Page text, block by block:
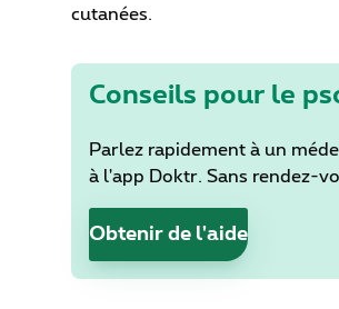
cutanées.
Conseils pour le
Parlez rapidement à un
à l'app Doktr. Sans rendez-
Obtenir de l'aide